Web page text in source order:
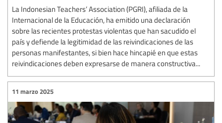
La Indonesian Teachers’ Association (PGRI), afiliada de la
Internacional de la Educación, ha emitido una declaración
sobre las recientes protestas violentas que han sacudido el
país y defiende la legitimidad de las reivindicaciones de las
personas manifestantes, si bien hace hincapié en que estas
reivindicaciones deben expresarse de manera constructiva...
11 marzo 2025